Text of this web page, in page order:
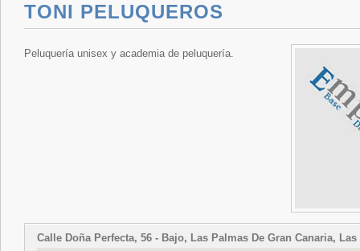
TONI PELUQUEROS
Peluquería unisex y academia de peluquería.
Calle Doña Perfecta, 56 - Bajo, Las Palmas De Gran Canaria,